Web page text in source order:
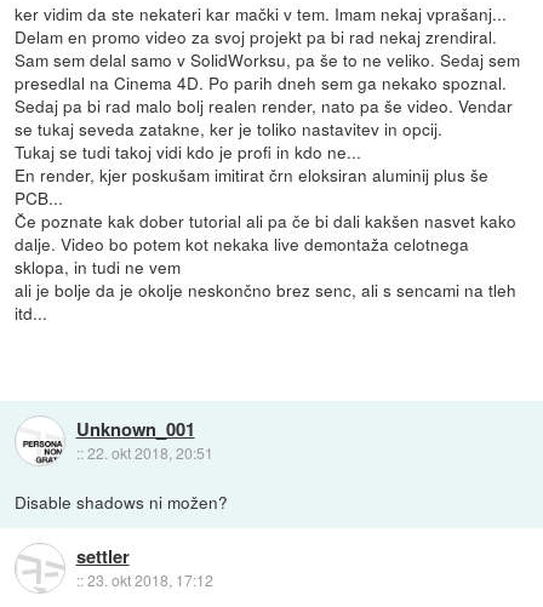
ker vidim da ste nekateri kar mački v tem. Imam nekaj vprašanj...
Delam en promo video za svoj projekt pa bi rad nekaj zrendiral.
Sam sem delal samo v SolidWorksu, pa še to ne veliko. Sedaj sem
presedlal na Cinema 4D. Po parih dneh sem ga nekako spoznal.
Sedaj pa bi rad malo bolj realen render, nato pa še video. Vendar
se tukaj seveda zatakne, ker je toliko nastavitev in opcij.
Tukaj se tudi takoj vidi kdo je profi in kdo ne...
En render, kjer poskušam imitirat črn eloksiran aluminij plus še
PCB...
Če poznate kak dober tutorial ali pa če bi dali kakšen nasvet kako
dalje. Video bo potem kot nekaka live demontaža celotnega
sklopa, in tudi ne vem
ali je bolje da je okolje neskončno brez senc, ali s sencami na tleh
itd...
Unknown_001
::22. okt 2018, 20:51
Disable shadows ni možen?
settler
::23. okt 2018, 17:12